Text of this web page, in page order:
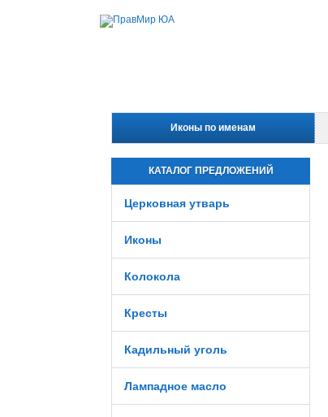
Иконы по именам
КАТАЛОГ ПРЕДЛОЖЕНИЙ
Церковная утварь
Иконы
Колокола
Кресты
Кадильный уголь
Лампадное масло